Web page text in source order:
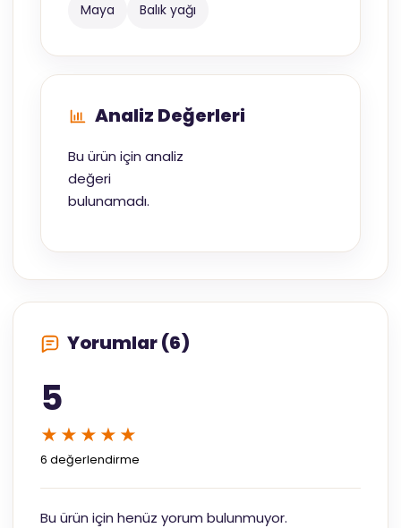
Maya Balık yağı
Analiz Değerleri
Bu ürün için analiz
değeri
bulunamadı.
Yorumlar (6)
5
★★★★★
6 değerlendirme
Bu ürün için henüz yorum bulunmuyor.